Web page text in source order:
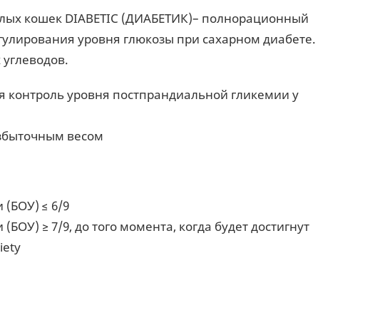
кошек DIABETIC (ДИАБЕТИК)– полнорационный
уровня глюкозы при сахарном диабете.
уровня постпрандиальной гликемии у
весом
(БОУ) ≤ 6/9
≥ 7/9, до того момента, когда будет достигнут